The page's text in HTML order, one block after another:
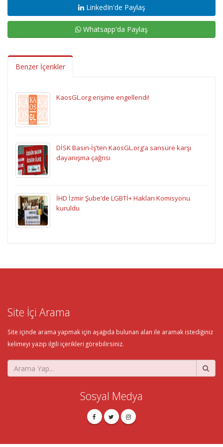
LinkedIn'de Paylaş
Whatsapp'da Paylaş
Benzer İçerikler
KaosGL.org erişime engellendi!
DİSK Basın-İş’ten KaosGL.org’a sansüre karşı
dayanışma çağrısı
İHD İzmir Şube’de LGBTİ+ Hakları Komisyonu
kuruldu
Site İçi Arama
Site içinde arama yapmak için aşağıda bulunan alan ile aramak istediğiniz
kelimeyi yazıp ilgili içerikleri görebilirsiniz.
Sosyal Medya